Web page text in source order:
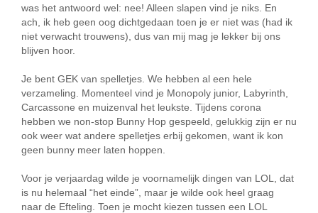
was het antwoord wel: nee! Alleen slapen vind je niks. En
ach, ik heb geen oog dichtgedaan toen je er niet was (had ik
niet verwacht trouwens), dus van mij mag je lekker bij ons
blijven hoor.
Je bent GEK van spelletjes. We hebben al een hele
verzameling. Momenteel vind je Monopoly junior, Labyrinth,
Carcassone en muizenval het leukste. Tijdens corona
hebben we non-stop Bunny Hop gespeeld, gelukkig zijn er nu
ook weer wat andere spelletjes erbij gekomen, want ik kon
geen bunny meer laten hoppen.
Voor je verjaardag wilde je voornamelijk dingen van LOL, dat
is nu helemaal “het einde”, maar je wilde ook heel graag
naar de Efteling. Toen je mocht kiezen tussen een LOL